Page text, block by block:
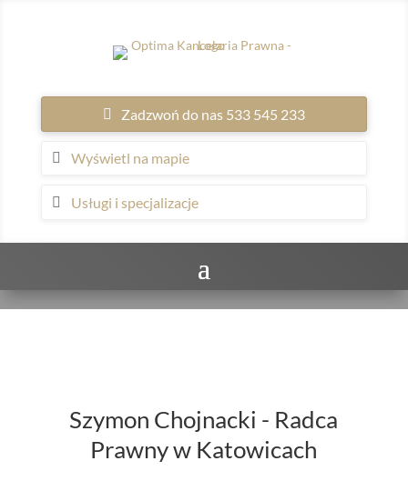
Zadzwoń do nas 533 545 233
Wyświetl na mapie
Usługi i specjalizacje
Szymon Chojnacki - Radca
Prawny w Katowicach